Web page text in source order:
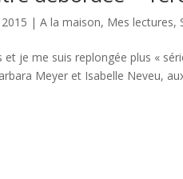
|A la maison, Mes lectures,
et je me suis replongée plus «
Meyer et Isabelle Neveu,